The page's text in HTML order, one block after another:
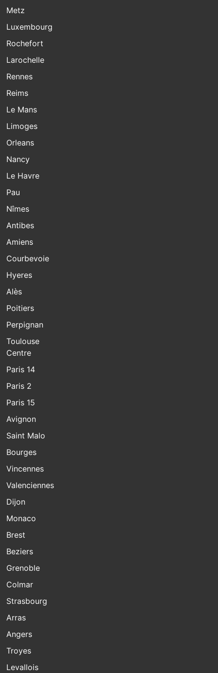
Metz
Luxembourg
Rochefort
Larochelle
Rennes
Reims
Le Mans
Limoges
Orleans
Nancy
Le Havre
Pau
Nîmes
Antibes
Amiens
Courbevoie
Hyeres
Alès
Poitiers
Perpignan
Toulouse
Centre
Paris 14
Paris 2
Paris 15
Avignon
Saint Malo
Bourges
Vincennes
Valenciennes
Dijon
Monaco
Brest
Beziers
Grenoble
Colmar
Strasbourg
Arras
Angers
Troyes
Levallois